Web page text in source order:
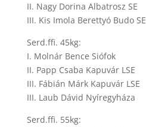
II. Nagy Dorina Albatrosz SE
III. Kis Imola Berettyó Budo SE
Serd.ffi. 45kg:
I. Molnár Bence Siófok
II. Papp Csaba Kapuvár LSE
III. Fábián Márk Kapuvár LSE
III. Laub Dávid Nyíregyháza
Serd.ffi. 55kg: